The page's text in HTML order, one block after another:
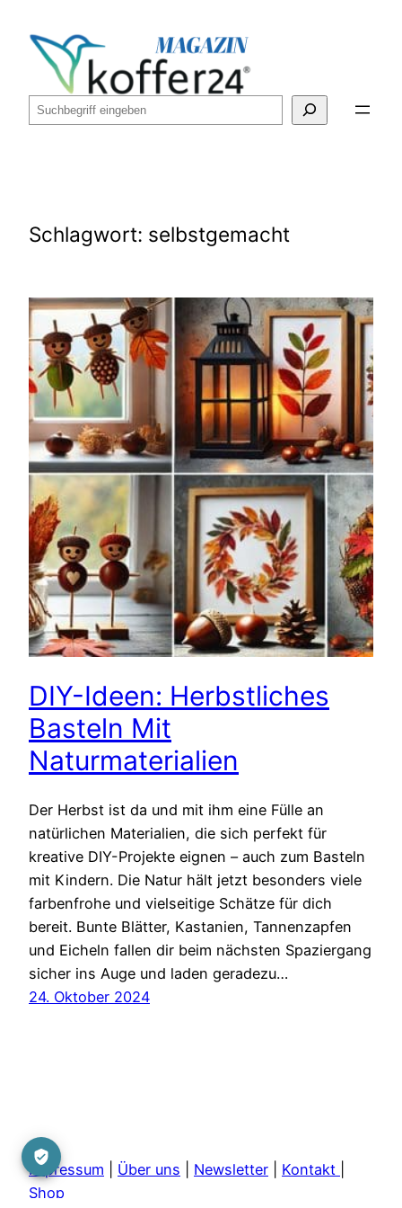
Inhalt
springen
Suchen
Schlagwort: selbstgemacht
DIY-Ideen: Herbstliches
Basteln Mit
Naturmaterialien
Der Herbst ist da und mit ihm eine Fülle an
natürlichen Materialien, die sich perfekt für
kreative DIY-Projekte eignen – auch zum Basteln
mit Kindern. Die Natur hält jetzt besonders viele
farbenfrohe und vielseitige Schätze für dich
bereit. Bunte Blätter, Kastanien, Tannenzapfen
und Eicheln fallen dir beim nächsten Spaziergang
sicher ins Auge und laden geradezu…
24. Oktober 2024
Impressum Über uns Newsletter Kontakt
Shop